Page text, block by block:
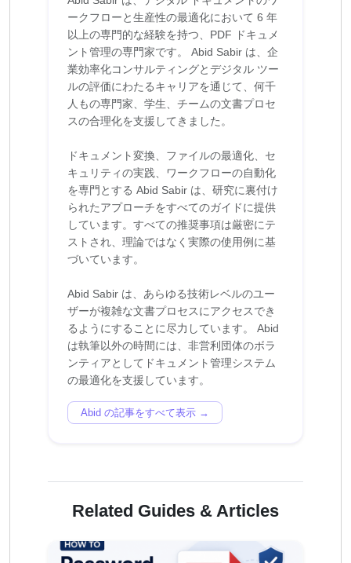
ークフローと生産性の最適化において 6 年
以上の専門的な経験を持つ、PDF ドキュメ
ント管理の専門家です。 Abid Sabir は、企
業効率化コンサルティングとデジタル ツー
ルの評価にわたるキャリアを通じて、何千
人もの専門家、学生、チームの文書プロセ
スの合理化を支援してきました。
ドキュメント変換、ファイルの最適化、セ
キュリティの実践、ワークフローの自動化
を専門とする Abid Sabir は、研究に裏付け
られたアプローチをすべてのガイドに提供
しています。すべての推奨事項は厳密にテ
ストされ、理論ではなく実際の使用例に基
づいています。
Abid Sabir は、あらゆる技術レベルのユー
ザーが複雑な文書プロセスにアクセスでき
るようにすることに尽力しています。 Abid
は執筆以外の時間には、非営利団体のボラ
ンティアとしてドキュメント管理システム
Abid の記事をすべて表示 →
Related Guides & Articles